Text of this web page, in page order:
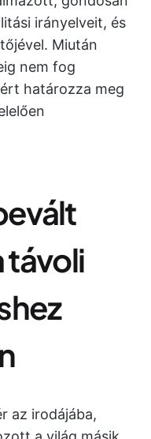
irányelveit, és
Miután
nem fog
határozza meg
távoli
az irodájába,